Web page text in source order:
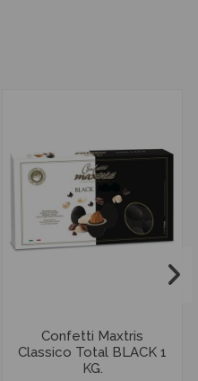
Confetti Maxtris
Classico Total BLACK 1
KG.